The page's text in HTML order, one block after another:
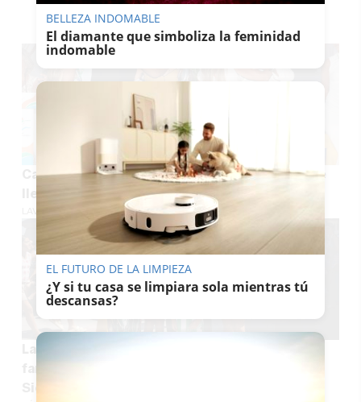
TE PUEDE INTERESAR
Carreras de caballos en Sanlúcar: Mangaken se
lleva el premio Diputación y 1.600 euros
BELLEZA INDOMABLE
El diamante que simboliza la feminidad
indomable
EL FUTURO DE LA LIMPIEZA
¿Y si tu casa se limpiara sola mientras tú
descansas?